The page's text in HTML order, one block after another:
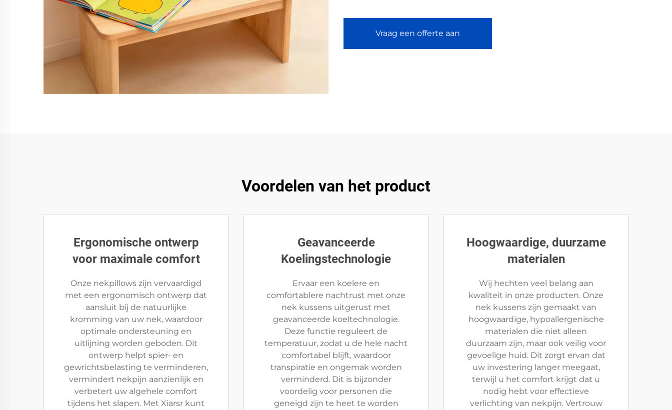
Vraag een offerte aan
Voordelen van het product
Ergonomische ontwerp
voor maximale comfort
Onze nekpillows zijn vervaardigd
met een ergonomisch ontwerp dat
aansluit bij de natuurlijke
kromming van uw nek, waardoor
optimale ondersteuning en
uitlijning worden geboden. Dit
ontwerp helpt spier- en
gewrichtsbelasting te verminderen,
vermindert nekpijn aanzienlijk en
verbetert uw algehele comfort
tijdens het slapen. Met Xiarsr kunt
Geavanceerde
Koelingstechnologie
Ervaar een koelere en
comfortablere nachtrust met onze
nek kussens uitgerust met
geavanceerde koeltechnologie.
Deze functie reguleert de
temperatuur, zodat u de hele nacht
comfortabel blijft, waardoor
transpiratie en ongemak worden
verminderd. Dit is bijzonder
voordelig voor personen die
geneigd zijn te heet te worden
Hoogwaardige, duurzame
materialen
Wij hechten veel belang aan
kwaliteit in onze producten. Onze
nek kussens zijn gemaakt van
hoogwaardige, hypoallergenische
materialen die niet alleen
duurzaam zijn, maar ook veilig voor
gevoelige huid. Dit zorgt ervan dat
uw investering langer meegaat,
terwijl u het comfort krijgt dat u
nodig hebt voor effectieve
verlichting van nekpijn. Vertrouw